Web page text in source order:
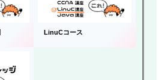
LinuCコース